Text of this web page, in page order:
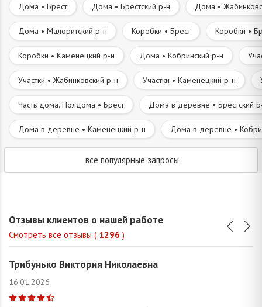
Дома • Брест Дома • Брестский р-н Дома •
Дома • Малоритский р-н Коробки • Брест Коробки •
Коробки • Каменецкий р-н Дома • Кобринский р-н
Участки • Жабинковский р-н Участки • Каменецкий р-н
Часть дома. Полдома • Брест Дома в деревне • Брестский
Дома в деревне • Каменецкий р-н Дома в деревне •
все популярные запросы
Отзывы клиентов о нашей работе
Смотреть все отзывы ( 1296 )
Трибунько Виктория Николаевна
16.01.2026